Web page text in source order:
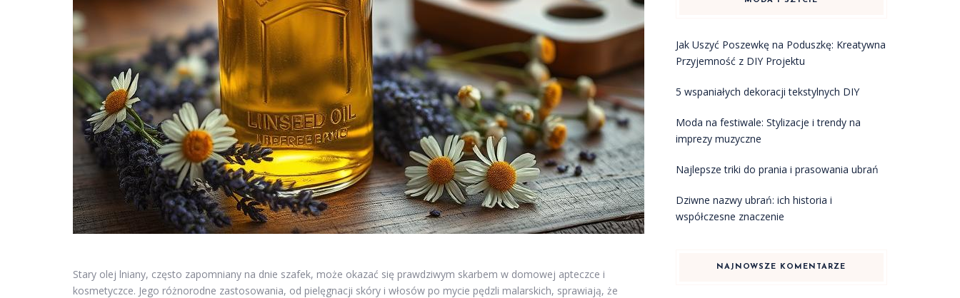
Stary olej lniany, często zapomniany na dnie szafek, może okazać się prawdziwym skarbem w domowej apteczce i
kosmetyczce. Jego różnorodne zastosowania, od pielęgnacji skóry i włosów po mycie pędzli malarskich, sprawiają, że
Jak Uszyć Poszewkę na Poduszkę: Kreatywna
Przyjemność z DIY Projektu
5 wspaniałych dekoracji tekstylnych DIY
Moda na festiwale: Stylizacje i trendy na
imprezy muzyczne
Najlepsze triki do prania i prasowania ubrań
Dziwne nazwy ubrań: ich historia i
współczesne znaczenie
NAJNOWSZE KOMENTARZE